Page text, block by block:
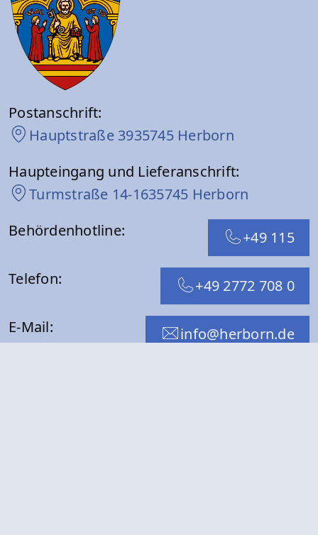
Postanschrift:
Hauptstraße 3935745 Herborn
Haupteingang und Lieferanschrift:
Turmstraße 14-1635745 Herborn
Behördenhotline:
+49 115
Telefon: +49 2772 708 0
E-Mail: info@herborn.de